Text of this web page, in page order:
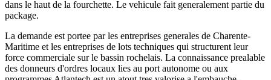
dans le haut de la fourchette. Le vehicule fait generalement partie du
package.
La demande est portee par les entreprises generales de Charente-
Maritime et les entreprises de lots techniques qui structurent leur
force commerciale sur le bassin rochelais. La connaissance prealable
des donneurs d'ordres locaux lies au port autonome ou aux